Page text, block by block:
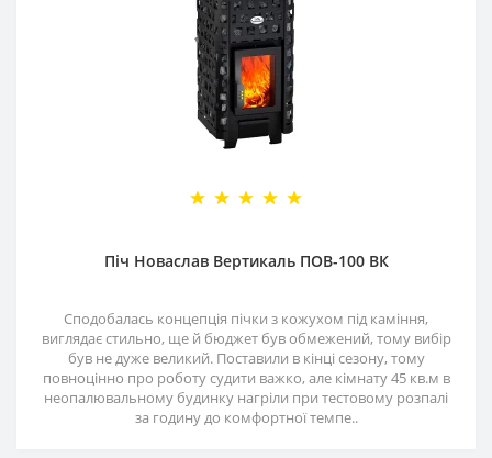
Піч Новаслав Вертикаль ПОВ-100 ВК
Сподобалась концепція пічки з кожухом під каміння,
виглядає стильно, ще й бюджет був обмежений, тому вибір
був не дуже великий. Поставили в кінці сезону, тому
повноцінно про роботу судити важко, але кімнату 45 кв.м в
неопалювальному будинку нагріли при тестовому розпалі
за годину до комфортної темпе..